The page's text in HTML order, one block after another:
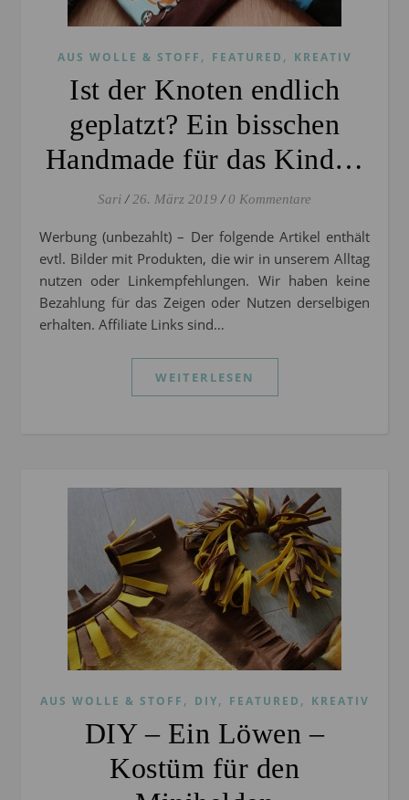
AUS WOLLE & STOFF , FEATURED , KREATIV
Ist der Knoten endlich
geplatzt? Ein bisschen
Handmade für das Kind…
Sari / 26. März 2019 / 0 Kommentare
Werbung (unbezahlt) – Der folgende Artikel enthält
evtl. Bilder mit Produkten, die wir in unserem Alltag
nutzen oder Linkempfehlungen. Wir haben keine
Bezahlung für das Zeigen oder Nutzen derselbigen
erhalten. Affiliate Links sind…
WEITERLESEN
AUS WOLLE & STOFF , DIY, FEATURED , KREATIV
DIY – Ein Löwen –
Kostüm für den